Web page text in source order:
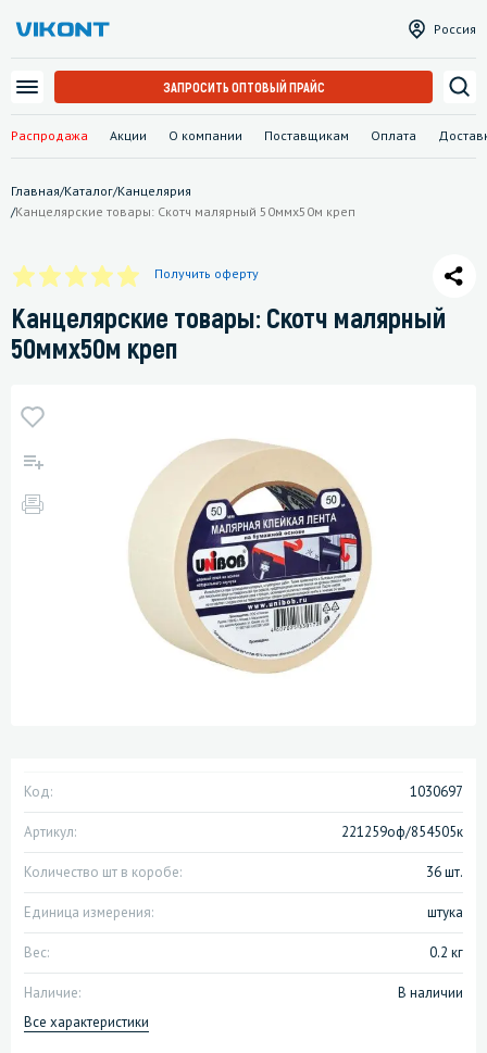
Распродажа Акции О компании Поставщикам Оплата
Россия
ЗАПРОСИТЬ ОПТОВЫЙ ПРАЙС
Главная/Каталог/Канцелярия
/Канцелярские товары: Скотч малярный 50ммх50м креп
Получить оферту
Канцелярские товары: Скотч малярный
50ммх50м креп
Код: 1030697
Артикул: 221259оф/854505к
Количество шт в коробе: 36 шт.
Единица измерения: штука
Вес: 0.2 кг
Наличие:
В наличии
Все характеристики